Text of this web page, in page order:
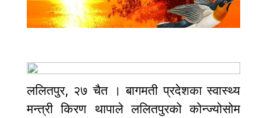
ललितपुर, २७ चैत । बागमती प्रदेशका स्वास्थ्य
मन्त्री किरण थापाले ललितपुरको कोन्ज्योसोम